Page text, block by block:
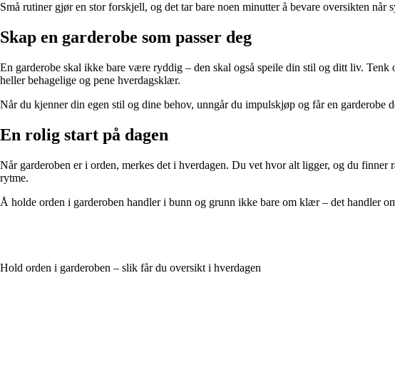
Små rutiner gjør en stor forskjell, og det tar bare noen minutter å bevare oversikten når
Skap en garderobe som passer deg
En garderobe skal ikke bare være ryddig – den skal også speile din stil og ditt liv.
heller behagelige og pene hverdagsklær.
Når du kjenner din egen stil og dine behov, unngår du impulskjøp og får en garderobe
En rolig start på dagen
Når garderoben er i orden, merkes det i hverdagen. Du vet hvor alt ligger, og du
rytme.
Å holde orden i garderoben handler i bunn og grunn ikke bare om klær – det handler
Hold orden i garderoben – slik får du oversikt i hverdagen